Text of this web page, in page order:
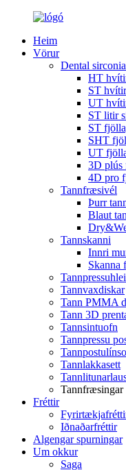
Heim
Vörur
Dental
HT
ST
UT
ST litir
ST
SHT
UT
3D plús
4D pro
Tannfræsivél
Þurr
Blaut
Tannskanni
Innri
Skanna
Tannvaxdiskar
Tann PMMA
Tann 3D
Tannsintuofn
Tannpressu
Tannlakkasett
Tannfræsingar
Fréttir
Iðnaðarfréttir
Algengar spurningar
Um okkur
Saga